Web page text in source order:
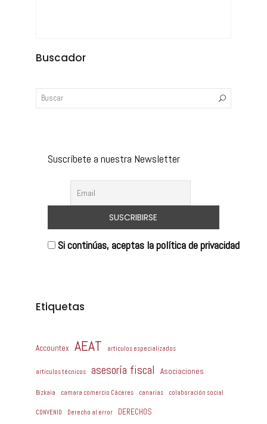
Buscador
Suscríbete a nuestra Newsletter
Si continúas, aceptas la política de privacidad
Etiquetas
Accountex AEAT articulos especializados
artículos técnicos asesoría fiscal Asociaciones
Bizkaia camara comercio Cáceres canarias colaboración social
CONVENIO Derecho al error DERECHOS